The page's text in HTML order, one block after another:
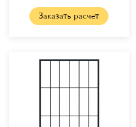
Заказать расчет